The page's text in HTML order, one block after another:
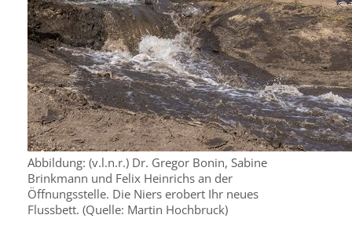
Abbildung: (v.l.n.r.) Dr. Gregor Bonin, Sabine
Brinkmann und Felix Heinrichs an der
Öffnungsstelle. Die Niers erobert Ihr neues
Flussbett. (Quelle: Martin Hochbruck)